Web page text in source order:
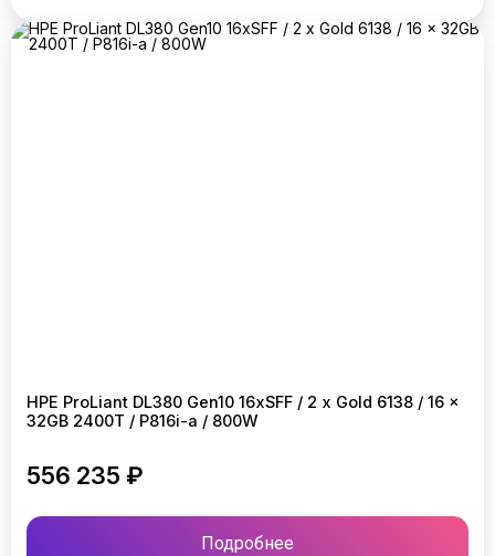
HPE ProLiant DL380 Gen10 16xSFF / 2 x Gold 6138 / 16 x
32GB 2400T / P816i-a / 800W
556 235 ₽
Подробнее